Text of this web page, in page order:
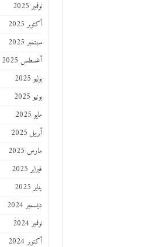
نوفمبر 2025
أكتوبر 2025
سبتمبر 2025
أغسطس 2025
يوليو 2025
يونيو 2025
مايو 2025
أبريل 2025
مارس 2025
فبراير 2025
يناير 2025
ديسمبر 2024
نوفمبر 2024
أكتوبر 2024